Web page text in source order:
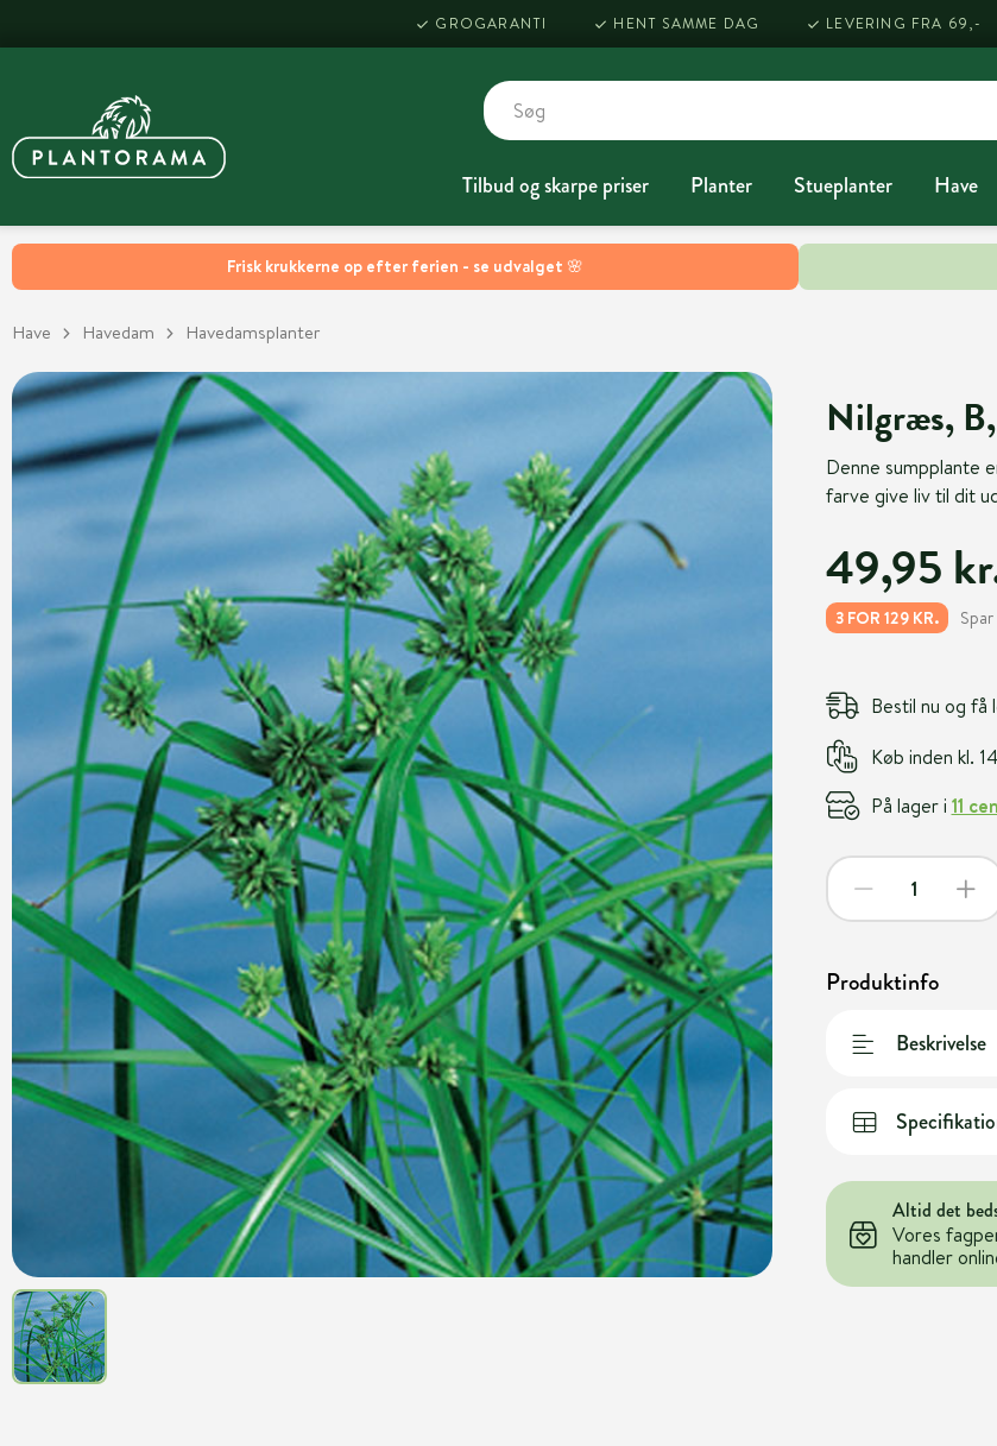
Frisk krukkerne op efter ferien - se udvalget 🌸
GROGARANTI HENT SAMME DAG LEVERING FRA 69,-
Tilbud og skarpe priser Planter Stueplanter Have
Have Havedam Havedamsplanter
Nilgræs,
Denne sumpplante
farve give liv til dit
49,95
3 FOR 129 KR.
Bestil nu og
Køb inden kl.
På lager i 11
Produktinfo
Beskrivelse
Altid det
Vores
handler